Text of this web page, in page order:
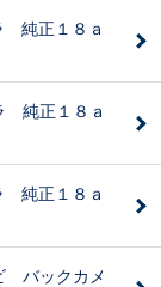
純正１８ａ
純正１８ａ
純正１８ａ
バックカメ